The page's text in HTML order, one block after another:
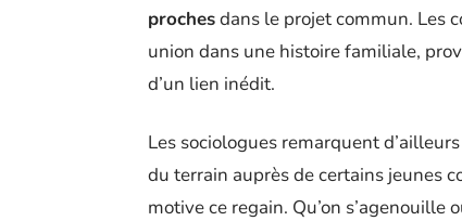
prochesdans le projet commun. Les
union dans une histoire familiale,
d’un lien inédit.
Les sociologues remarquent
du terrain auprès de certains jeunes
motive ce regain. Qu’on s’agenouille